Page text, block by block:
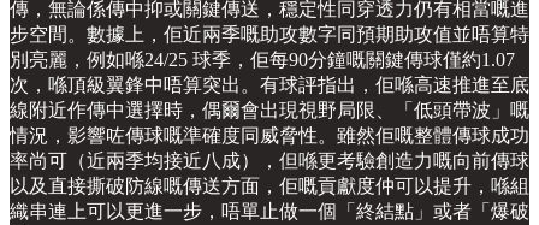
傳，無論係傳中抑或關鍵傳送，穩定性同穿透力仍有相當嘅進
步空間。數據上，佢近兩季嘅助攻數字同預期助攻值並唔算特
別亮麗，例如喺24/25 球季，佢每90分鐘嘅關鍵傳球僅約1.07
次，喺頂級翼鋒中唔算突出。有球評指出，佢喺高速推進至底
線附近作傳中選擇時，偶爾會出現視野局限、「低頭帶波」嘅
情況，影響咗傳球嘅準確度同威脅性。雖然佢嘅整體傳球成功
率尚可（近兩季均接近八成），但喺更考驗創造力嘅向前傳球
以及直接撕破防線嘅傳送方面，佢嘅貢獻度仲可以提升，喺組
織串連上可以更進一步，唔單止做一個「終結點」或者「爆破